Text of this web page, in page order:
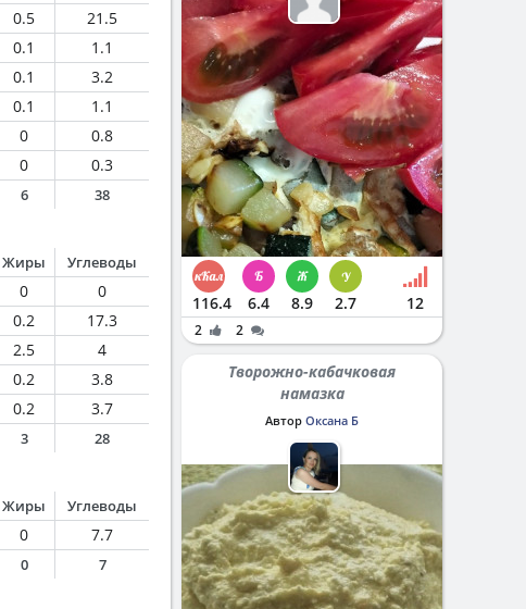
0.5
21.5
0.1
1.1
0.1
3.2
0.1
1.1
0
0.8
0
0.3
6 38
Жиры Углеводы
0
0
0.2
17.3
2.5
4
0.2
3.8
0.2
3.7
3 28
Жиры Углеводы
0
7.7
0 7
116.4 6.4 8.9 2.7 12
2 2
Творожно-кабачковая
намазка
Автор Оксана Б